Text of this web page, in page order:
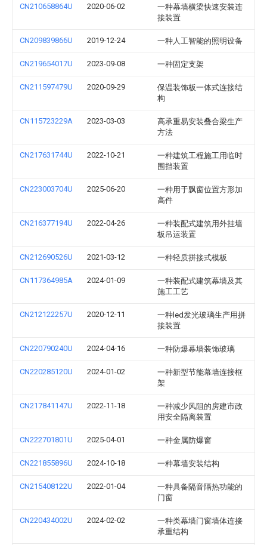
CN210658864U 2020-06-02
一种幕墙横梁快速安装连
接装置
CN209839866U 2019-12-24 一种人工智能的照明设备
CN219654017U 2023-09-08 一种固定支架
CN211597479U 2020-09-29
保温装饰板一体式连接结
构
CN115723229A 2023-03-03
高承重易安装叠合梁生产
方法
CN217631744U 2022-10-21
一种建筑工程施工用临时
围挡装置
CN223003704U 2025-06-20
一种用于飘窗位置方形加
高件
CN216377194U 2022-04-26
一种装配式建筑用外挂墙
板吊运装置
CN212690526U 2021-03-12 一种轻质拼接式模板
CN117364985A 2024-01-09
一种装配式建筑幕墙及其
施工工艺
CN212122257U 2020-12-11
一种led发光玻璃生产用拼
接装置
CN220790240U 2024-04-16 一种防爆幕墙装饰玻璃
CN220285120U 2024-01-02
一种新型节能幕墙连接框
架
CN217841147U 2022-11-18
一种减少风阻的房建市政
用安全隔离装置
CN222701801U 2025-04-01 一种金属防爆窗
CN221855896U 2024-10-18 一种幕墙安装结构
CN215408122U 2022-01-04
一种具备隔音隔热功能的
门窗
CN220434002U 2024-02-02
一种类幕墙门窗墙体连接
承重结构